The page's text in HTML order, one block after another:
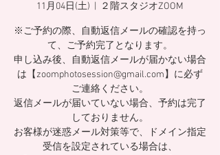
11月04日(土) ２階スタジオZOOM
※ご予約の際、自動返信メールの確認を持っ
て、ご予約完了となります。
申し込み後、自動返信メールが届かない場合
は【zoomphotosession@gmail.com】に必ず
ご連絡ください。
返信メールが届いていない場合、予約は完了
しておりません。
お客様が迷惑メール対策等で、ドメイン指定
受信を設定されている場合は、